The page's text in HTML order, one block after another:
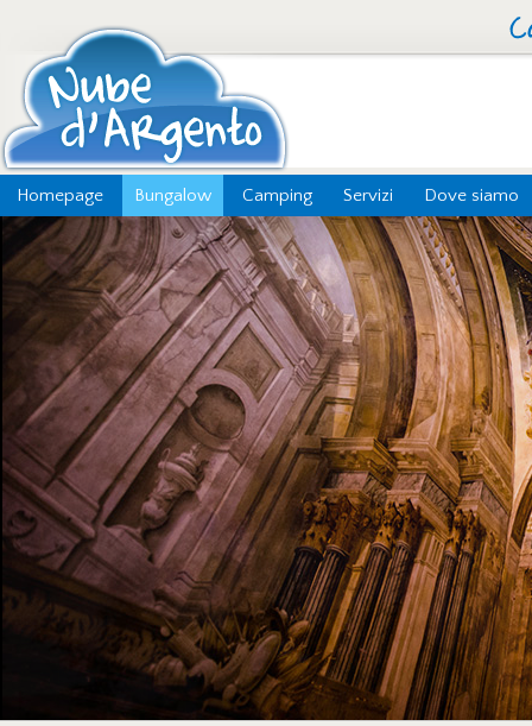
Homepage Bungalow Camping Servizi Dove siamo